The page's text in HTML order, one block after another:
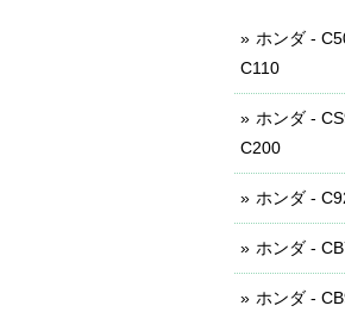
ホンダ -
C110
ホンダ -
C200
ホンダ -
ホンダ -
ホンダ -